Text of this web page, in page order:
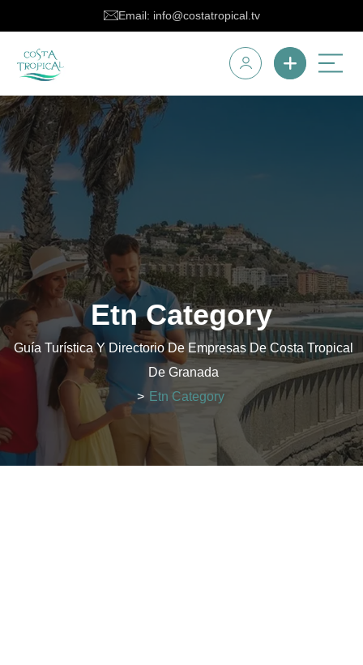
Email: info@costatropical.tv
Etn Category
Guía Turística Y Directorio De Empresas De Costa Tropical
De Granada
> Etn Category